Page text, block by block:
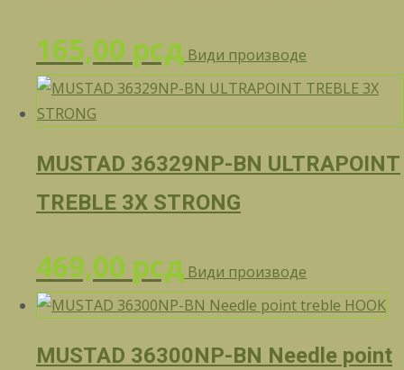
165,00 рсд Види производе
MUSTAD 36329NP-BN ULTRAPOINT
TREBLE 3X STRONG
469,00 рсд Види производе
MUSTAD 36300NP-BN Needle point